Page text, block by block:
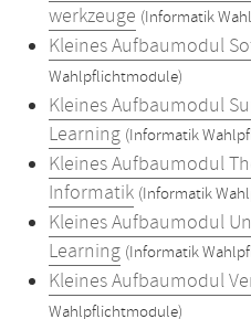
werkzeuge (Informatik
Kleines Aufbaumodul
Wahlpflichtmodule)
Kleines Aufbaumodul
Learning (Informatik
Kleines Aufbaumodul
Informatik (Informatik
Kleines Aufbaumodul
Learning (Informatik
Kleines Aufbaumodul
Wahlpflichtmodule)